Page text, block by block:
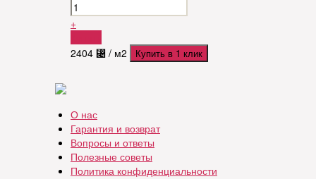
+
2404 ⃄ / м2 Купить в 1 клик
О нас
Гарантия и возврат
Вопросы и ответы
Полезные советы
Политика конфиденциальности